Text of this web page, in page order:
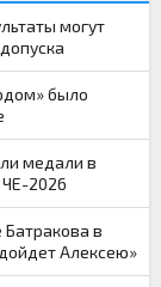
могут
было
медали в
2026
в
Алексею»